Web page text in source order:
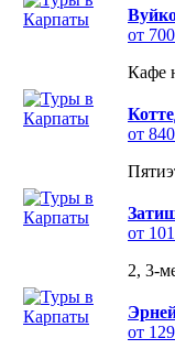
от
Кафе
от
от
2, 3-
от